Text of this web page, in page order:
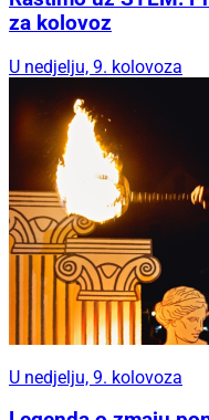
za kolovoz
U nedjelju, 9. kolovoza
U nedjelju, 9. kolovoza